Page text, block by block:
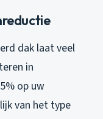
dak laat veel
in
op uw
van het type